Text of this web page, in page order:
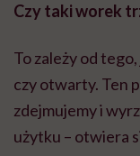
Czy taki worek
To zależy od
czy otwarty. Ten
zdejmujemy i
użytku – otwiera